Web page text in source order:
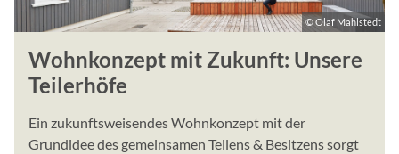
© Olaf Mahlstedt
Wohnkonzept mit Zukunft: Unsere
Teilerhöfe
Ein zukunftsweisendes Wohnkonzept mit der
Grundidee des gemeinsamen Teilens & Besitzens sorgt